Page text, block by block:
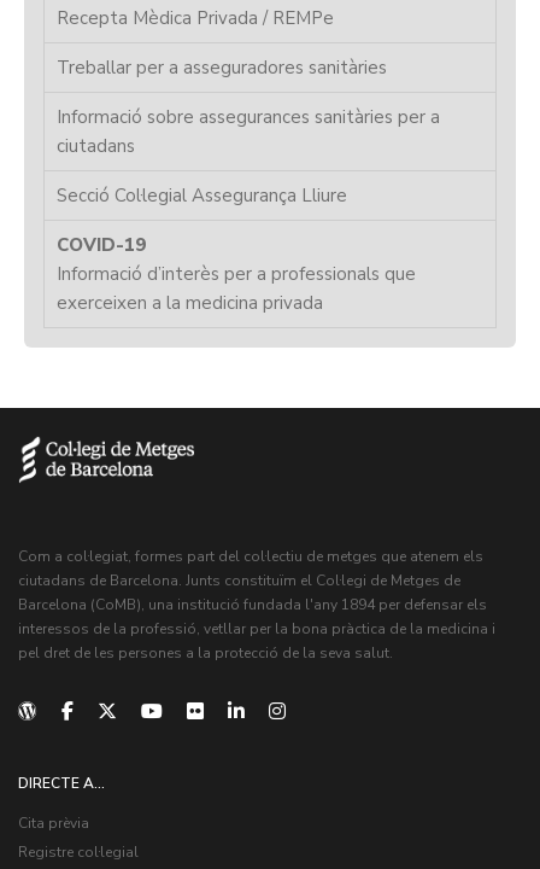
Recepta Mèdica Privada / REMPe
Treballar per a asseguradores sanitàries
Informació sobre assegurances sanitàries per a
ciutadans
Secció Col·legial Assegurança Lliure
COVID-19
Informació d’interès per a professionals que
exerceixen a la medicina privada
Com a col·legiat, formes part del col·lectiu de metges que atenem els
ciutadans de Barcelona. Junts constituïm el Col·legi de Metges de
Barcelona (CoMB), una institució fundada l'any 1894 per defensar els
interessos de la professió, vetllar per la bona pràctica de la medicina i
pel dret de les persones a la protecció de la seva salut.
DIRECTE A...
Cita prèvia
Registre col·legial